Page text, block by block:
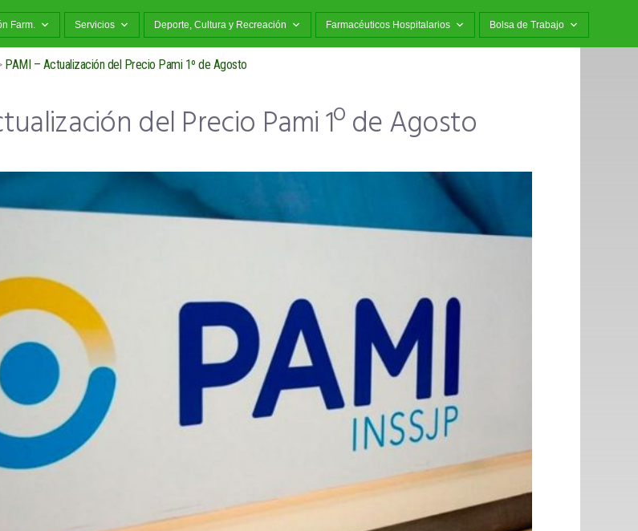
Farm. Servicios Deporte, Cultura y Recreación Farmacéuticos Hospitalarios Bolsa de Trabajo
PAMI – Actualización del Precio Pami 1º de Agosto
del Precio Pami 1º de Agosto